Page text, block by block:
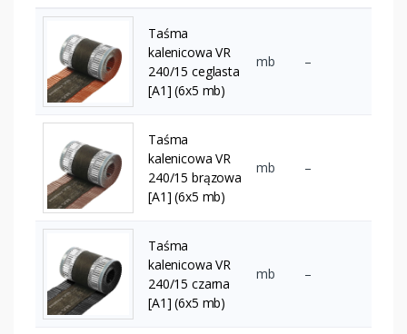
Taśma
kalenicowa VR
240/15 ceglasta
[A1] (6x5 mb)
mb –
Taśma
kalenicowa VR
240/15 brązowa
[A1] (6x5 mb)
mb –
Taśma
kalenicowa VR
240/15 czarna
[A1] (6x5 mb)
mb –